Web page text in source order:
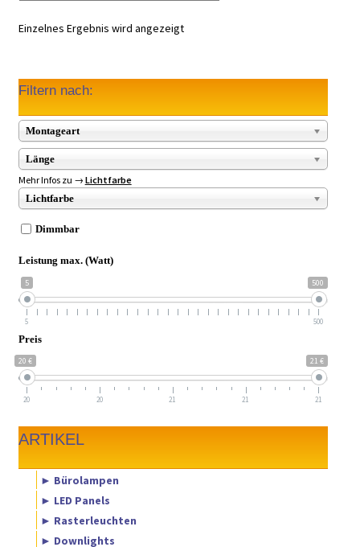
Einzelnes Ergebnis wird angezeigt
Filtern nach:
Montageart
Länge
Mehr Infos zu → Lichtfarbe
Lichtfarbe
Dimmbar
Leistung max. (Watt)
5 500
5 500
Preis
20 € 21 €
20 20 21 21 21
ARTIKEL
► Bürolampen
► LED Panels
► Rasterleuchten
► Downlights